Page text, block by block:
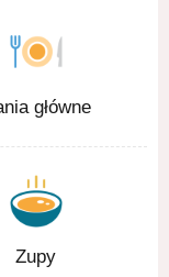
główne
Zupy